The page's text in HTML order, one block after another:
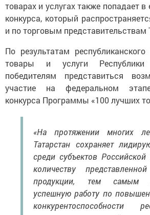
товарах и услугах также попадает
конкурса, который
и по торговым представительствам
По результатам
товары и услуги Республики
победителям представиться
участие на федеральном
конкурса Программы «100 лучших
«На протяжении многих
Татарстан сохраняет
среди субъектов
количеству
продукции, тем самым
успешную работу по
конкурентоспособности